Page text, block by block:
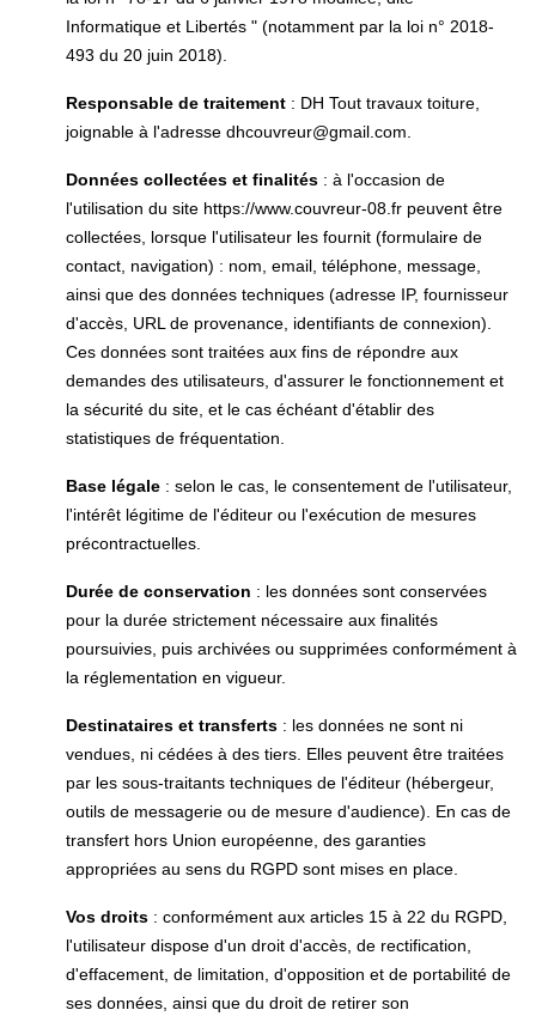
Informatique et Libertés " (notamment par la loi n° 2018-
493 du 20 juin 2018).
Responsable de traitement : DH Tout travaux toiture,
joignable à l'adresse dhcouvreur@gmail.com.
Données collectées et finalités : à l'occasion de
l'utilisation du site https://www.couvreur-08.fr peuvent être
collectées, lorsque l'utilisateur les fournit (formulaire de
contact, navigation) : nom, email, téléphone, message,
ainsi que des données techniques (adresse IP, fournisseur
d'accès, URL de provenance, identifiants de connexion).
Ces données sont traitées aux fins de répondre aux
demandes des utilisateurs, d'assurer le fonctionnement et
la sécurité du site, et le cas échéant d'établir des
statistiques de fréquentation.
Base légale : selon le cas, le consentement de l'utilisateur,
l'intérêt légitime de l'éditeur ou l'exécution de mesures
précontractuelles.
Durée de conservation : les données sont conservées
pour la durée strictement nécessaire aux finalités
poursuivies, puis archivées ou supprimées conformément à
la réglementation en vigueur.
Destinataires et transferts : les données ne sont ni
vendues, ni cédées à des tiers. Elles peuvent être traitées
par les sous-traitants techniques de l'éditeur (hébergeur,
outils de messagerie ou de mesure d'audience). En cas de
transfert hors Union européenne, des garanties
appropriées au sens du RGPD sont mises en place.
Vos droits : conformément aux articles 15 à 22 du RGPD,
l'utilisateur dispose d'un droit d'accès, de rectification,
d'effacement, de limitation, d'opposition et de portabilité de
ses données, ainsi que du droit de retirer son